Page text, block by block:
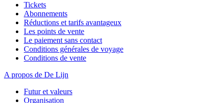
Tickets
Abonnements
Réductions et tarifs avantageux
Les points de vente
Le paiement sans contact
Conditions générales de voyage
Conditions de vente
A propos de De Lijn
Futur et valeurs
Organisation